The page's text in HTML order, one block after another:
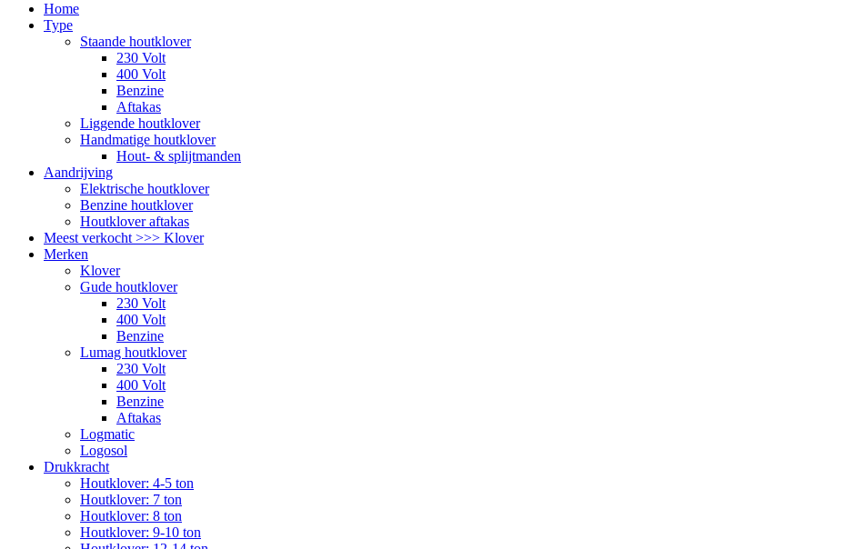
Home
Type
Staande houtklover
230 Volt
400 Volt
Benzine
Aftakas
Liggende houtklover
Handmatige houtklover
Hout- & splijtmanden
Aandrijving
Elektrische houtklover
Benzine houtklover
Houtklover aftakas
Meest verkocht >>> Klover
Merken
Klover
Gude houtklover
230 Volt
400 Volt
Benzine
Lumag houtklover
230 Volt
400 Volt
Benzine
Aftakas
Logmatic
Logosol
Drukkracht
Houtklover: 4-5 ton
Houtklover: 7 ton
Houtklover: 8 ton
Houtklover: 9-10 ton